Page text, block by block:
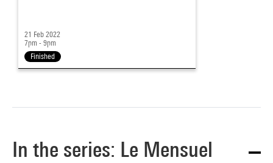
21 Feb 2022
7pm - 9pm
Finished
In the series: Le Mensuel